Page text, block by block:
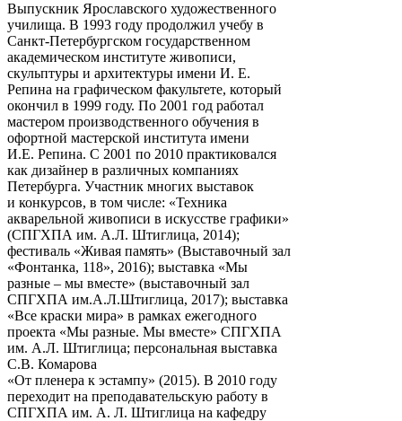
Выпускник Ярославского художественного
училища. В 1993 году продолжил учебу в
Санкт-Петербургском государственном
академическом институте живописи,
скульптуры и архитектуры имени И. Е.
Репина на графическом факультете, который
окончил в 1999 году. По 2001 год работал
мастером производственного обучения в
офортной мастерской института имени
И.Е. Репина. С 2001 по 2010 практиковался
как дизайнер в различных компаниях
Петербурга. Участник многих выставок
и конкурсов, в том числе: «Техника
акварельной живописи в искусстве графики»
(СПГХПА им. А.Л. Штиглица, 2014);
фестиваль «Живая память» (Выставочный зал
«Фонтанка, 118», 2016); выставка «Мы
разные – мы вместе» (выставочный зал
СПГХПА им.А.Л.Штиглица, 2017); выставка
«Все краски мира» в рамках ежегодного
проекта «Мы разные. Мы вместе» СПГХПА
им. А.Л. Штиглица; персональная выставка
С.В. Комарова
«От пленера к эстампу» (2015). В 2010 году
переходит на преподавательскую работу в
СПГХПА им. А. Л. Штиглица на кафедру